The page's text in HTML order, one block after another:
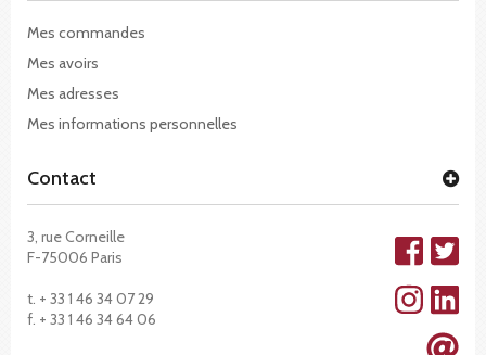
Mes commandes
Mes avoirs
Mes adresses
Mes informations personnelles
Contact
3, rue Corneille
F-75006 Paris
t. + 33 1 46 34 07 29
f. + 33 1 46 34 64 06